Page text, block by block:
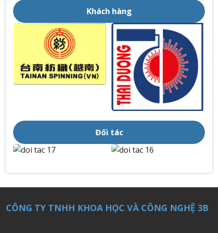
Khách hàng
Đối tác
CÔNG TY TNHH KHOA HỌC VÀ CÔNG NGHỆ 3B